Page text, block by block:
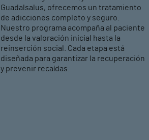
Guadalsalus, ofrecemos un tratamiento
de adicciones completo y seguro.
Nuestro programa acompaña al paciente
desde la valoración inicial hasta la
reinserción social. Cada etapa está
diseñada para garantizar la recuperación
y prevenir recaídas.